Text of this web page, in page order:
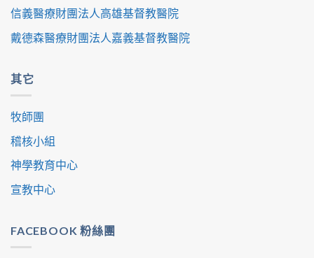
信義醫療財團法人高雄基督教醫院
戴德森醫療財團法人嘉義基督教醫院
其它
牧師團
稽核小組
神學教育中心
宣教中心
FACEBOOK 粉絲團